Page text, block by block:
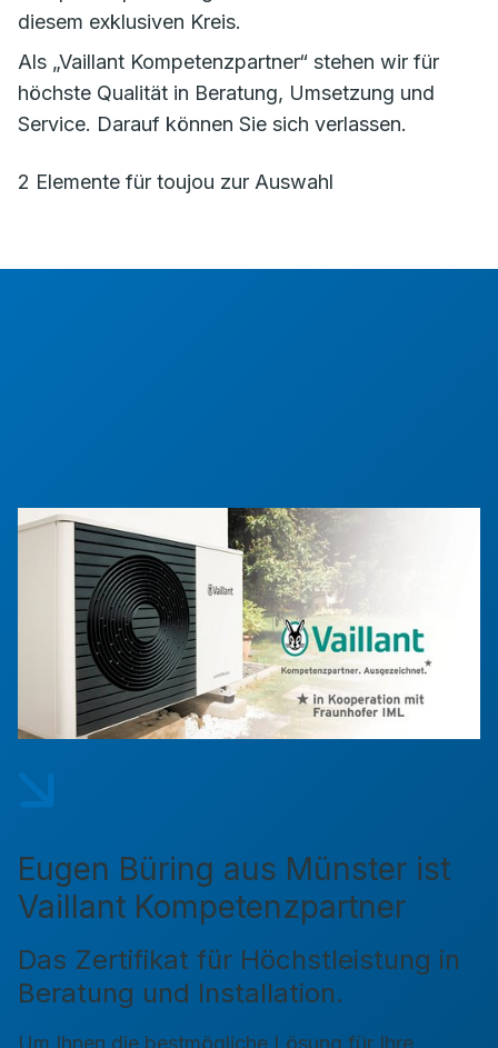
diesem exklusiven Kreis.
Als „Vaillant Kompetenzpartner“ stehen wir für
höchste Qualität in Beratung, Umsetzung und
Service. Darauf können Sie sich verlassen.
2 Elemente für toujou zur Auswahl
Eugen Büring aus Münster ist
Vaillant Kompetenzpartner
Das Zertifikat für Höchstleistung in
Beratung und Installation.
Um Ihnen die bestmögliche Lösung für Ihre